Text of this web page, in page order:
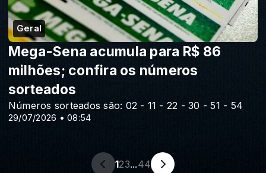
Geral
29/07/2026 • 08:54
Mega-Sena acumula para R$ 86
milhões; confira os números
sorteados
Números sorteados são: 02 - 11 - 22 - 30 - 51 - 54
123...44